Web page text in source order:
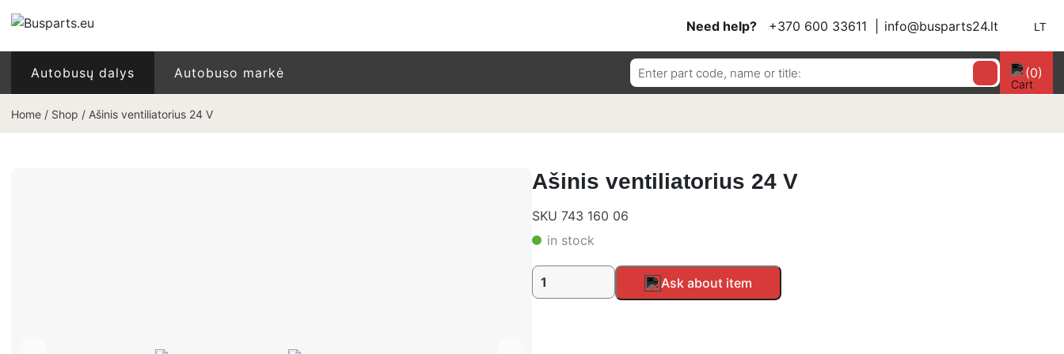
Need help? +370 600 33611 info@busparts24.lt LT
Autobusų dalys Autobuso markė Ieškoti: (0)
Home / Shop / Ašinis ventiliatorius 24 V
Ašinis ventiliatorius 24 V
SKU 743 160 06
in stock
produkto
kiekis:
Ask about item
Alternative: